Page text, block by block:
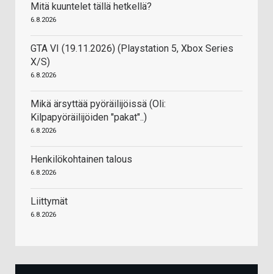
Mitä kuuntelet tällä hetkellä?
6.8.2026
GTA VI (19.11.2026) (Playstation 5, Xbox Series
X/S)
6.8.2026
Mikä ärsyttää pyöräilijöissä (Oli:
Kilpapyöräilijöiden "pakat"..)
6.8.2026
Henkilökohtainen talous
6.8.2026
Liittymät
6.8.2026